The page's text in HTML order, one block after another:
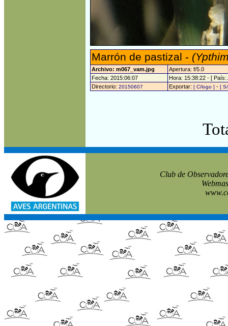
Marrón de pastizal -
Archivo: m067_vam.jpg
Apertura: f/5.0
Fecha: 2015:06:07
Hora: 15:38:22 - [ País:
Directorio: 20150607 Exportar: [ C/logo ] - [
Club de